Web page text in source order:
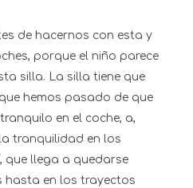
de hacernos con esta y
porque el niño parece
silla. La silla tiene que
hemos pasado de que
en el coche, a,
tranquilidad en los
que llega a quedarse
hasta en los trayectos